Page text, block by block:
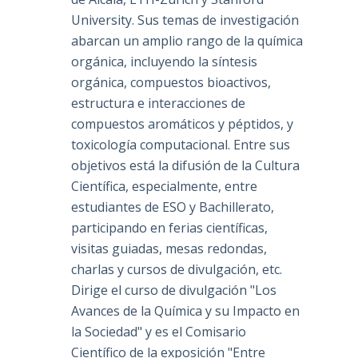
University. Sus temas de investigación
abarcan un amplio rango de la química
orgánica, incluyendo la síntesis
orgánica, compuestos bioactivos,
estructura e interacciones de
compuestos aromáticos y péptidos, y
toxicología computacional. Entre sus
objetivos está la difusión de la Cultura
Científica, especialmente, entre
estudiantes de ESO y Bachillerato,
participando en ferias científicas,
visitas guiadas, mesas redondas,
charlas y cursos de divulgación, etc.
Dirige el curso de divulgación "Los
Avances de la Química y su Impacto en
la Sociedad" y es el Comisario
Científico de la exposición "Entre